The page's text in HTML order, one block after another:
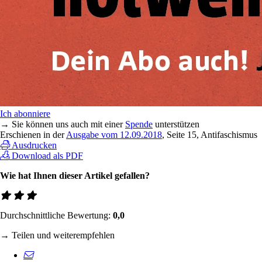
Ich abonniere
→ Sie können uns auch mit einer Spende unterstützen
Erschienen in derAusgabe vom 12.09.2018, Seite 15, Antifaschismus
Ausdrucken
Download als PDF
Wie hat Ihnen dieser Artikel gefallen?
Durchschnittliche Bewertung: 0,0
→ Teilen und weiterempfehlen